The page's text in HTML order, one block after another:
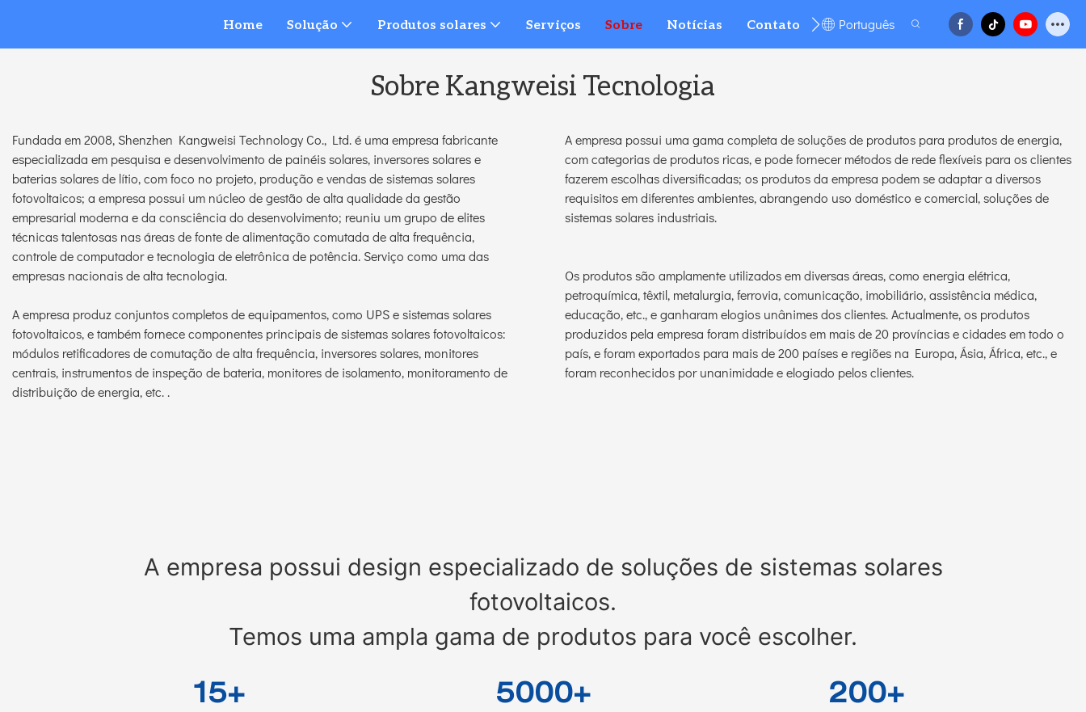
Home Solução Produtos solares Serviços Sobre Notícias Contato FAQPortuguês
Sobre Kangweisi Tecnologia
Fundada em 2008, Shenzhen Kangweisi Technology Co., Ltd. é uma empresa fabricante
especializada em pesquisa e desenvolvimento de painéis solares, inversores solares e
baterias solares de lítio, com foco no projeto, produção e vendas de sistemas solares
fotovoltaicos; a empresa possui um núcleo de gestão de alta qualidade da gestão
empresarial moderna e da consciência do desenvolvimento; reuniu um grupo de elites
técnicas talentosas nas áreas de fonte de alimentação comutada de alta frequência,
controle de computador e tecnologia de eletrônica de potência. Serviço como uma das
empresas nacionais de alta tecnologia.
A empresa produz conjuntos completos de equipamentos, como UPS e sistemas solares
fotovoltaicos, e também fornece componentes principais de sistemas solares fotovoltaicos:
módulos retificadores de comutação de alta frequência, inversores solares, monitores
centrais, instrumentos de inspeção de bateria, monitores de isolamento, monitoramento de
distribuição de energia, etc. .
A empresa possui uma gama completa de soluções de produtos para produtos de energia,
com categorias de produtos ricas, e pode fornecer métodos de rede flexíveis para os clientes
fazerem escolhas diversificadas; os produtos da empresa podem se adaptar a diversos
requisitos em diferentes ambientes, abrangendo uso doméstico e comercial, soluções de
sistemas solares industriais.
Os produtos são amplamente utilizados em diversas áreas, como energia elétrica,
petroquímica, têxtil, metalurgia, ferrovia, comunicação, imobiliário, assistência médica,
educação, etc., e ganharam elogios unânimes dos clientes. Actualmente, os produtos
produzidos pela empresa foram distribuídos em mais de 20 províncias e cidades em todo o
país, e foram exportados para mais de 200 países e regiões na Europa, Ásia, África, etc., e
foram reconhecidos por unanimidade e elogiado pelos clientes.
A empresa possui design especializado de soluções de sistemas solares
fotovoltaicos.
Temos uma ampla gama de produtos para você escolher.
15+ 5000+ 200+